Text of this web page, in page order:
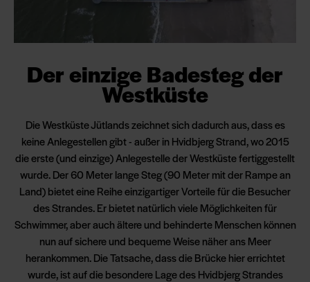
Der einzige Badesteg der
Westküste
Die Westküste Jütlands zeichnet sich dadurch aus, dass es
keine Anlegestellen gibt - außer in Hvidbjerg Strand, wo 2015
die erste (und einzige) Anlegestelle der Westküste fertiggestellt
wurde. Der 60 Meter lange Steg (90 Meter mit der Rampe an
Land) bietet eine Reihe einzigartiger Vorteile für die Besucher
des Strandes. Er bietet natürlich viele Möglichkeiten für
Schwimmer, aber auch ältere und behinderte Menschen können
nun auf sichere und bequeme Weise näher ans Meer
herankommen. Die Tatsache, dass die Brücke hier errichtet
wurde, ist auf die besondere Lage des Hvidbjerg Strandes